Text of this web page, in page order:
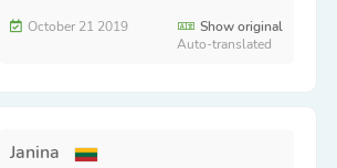
October 21 2019
Show original
Auto-translated
Janina